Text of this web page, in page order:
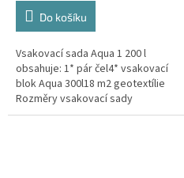
Do košíku
Vsakovací sada Aqua 1 200 l
obsahuje: 1* pár čel4* vsakovací
blok Aqua 300l18 m2 geotextílie
Rozměry vsakovací sady
480x80x52 cm Nosnost bloků až